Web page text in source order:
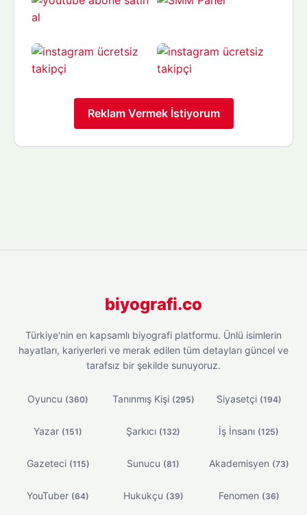
Reklam Vermek İstiyorum
biyografi.co
Türkiye'nin en kapsamlı biyografi platformu. Ünlü isimlerin
hayatları, kariyerleri ve merak edilen tüm detayları güncel ve
tarafsız bir şekilde sunuyoruz.
Oyuncu (360) Tanınmış Kişi (295) Siyasetçi (194)
Yazar (151) Şarkıcı (132) İş İnsanı (125)
Gazeteci (115) Sunucu (81) Akademisyen (73)
YouTuber (64) Hukukçu (39) Fenomen (36)